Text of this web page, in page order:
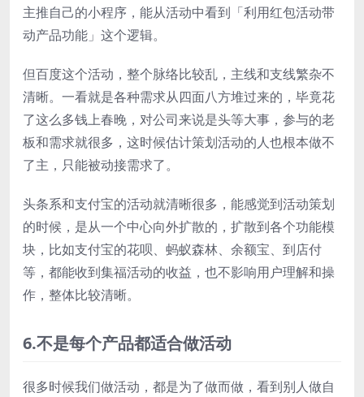
主推自己的小程序，能从活动中看到「利用红包活动带
动产品功能」这个逻辑。
但百度这个活动，整个脉络比较乱，主线和支线繁杂不
清晰。一看就是各种需求从四面八方堆过来的，毕竟花
了这么多钱上春晚，对公司来说是头等大事，参与的老
板和需求就很多，这时候估计策划活动的人也根本做不
了主，只能被动接需求了。
头条系和支付宝的活动就清晰很多，能感觉到活动策划
的时候，是从一个中心向外扩散的，扩散到各个功能模
块，比如支付宝的花呗、蚂蚁森林、余额宝、到店付
等，都能收到集福活动的收益，也不影响用户理解和操
作，整体比较清晰。
6.不是每个产品都适合做活动
很多时候我们做活动，都是为了做而做，看到别人做自